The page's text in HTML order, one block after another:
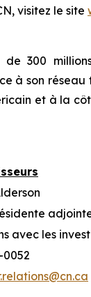
visitez le site
300
à son
et à la
avec les
0052